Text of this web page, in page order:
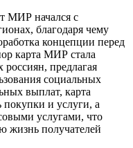
МИР начался с
благодаря чему
концепции перед
карта МИР стала
предлагая
социальных
выплат, карта
покупки и услуги, а
услугами, что
жизнь получателей